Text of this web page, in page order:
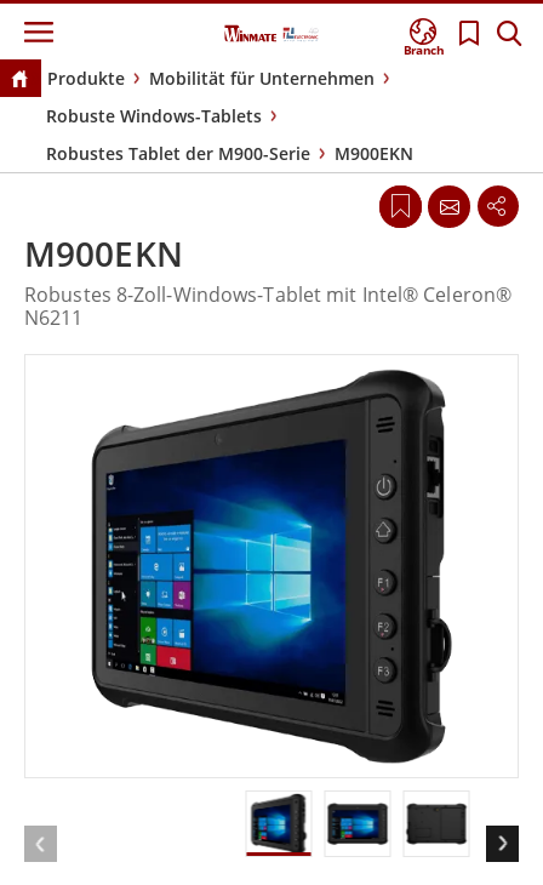
Branch
Produkte
Mobilität für Unternehmen
Robuste Windows-Tablets
Robustes Tablet der M900-Serie
M900EKN
M900EKN
Robustes 8-Zoll-Windows-Tablet mit Intel® Celeron®
N6211